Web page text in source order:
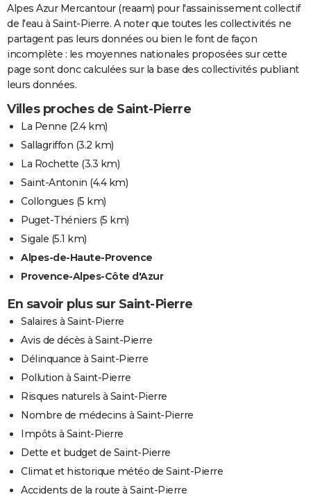
Alpes Azur Mercantour (reaam) pour l'assainissement collectif
de l'eau à Saint-Pierre. A noter que toutes les collectivités ne
partagent pas leurs données ou bien le font de façon
incomplète : les moyennes nationales proposées sur cette
page sont donc calculées sur la base des collectivités publiant
leurs données.
Villes proches de Saint-Pierre
La Penne (2.4 km)
Sallagriffon (3.2 km)
La Rochette (3.3 km)
Saint-Antonin (4.4 km)
Collongues (5 km)
Puget-Théniers (5 km)
Sigale (5.1 km)
Alpes-de-Haute-Provence
Provence-Alpes-Côte d'Azur
En savoir plus sur Saint-Pierre
Salaires à Saint-Pierre
Avis de décès à Saint-Pierre
Délinquance à Saint-Pierre
Pollution à Saint-Pierre
Risques naturels à Saint-Pierre
Nombre de médecins à Saint-Pierre
Impôts à Saint-Pierre
Dette et budget de Saint-Pierre
Climat et historique météo de Saint-Pierre
Accidents de la route à Saint-Pierre